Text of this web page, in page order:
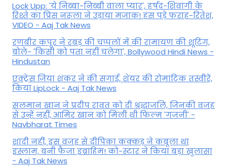
Lock Upp: 'ये निब्बा-निब्बी वाला प्यार', हर्षद-शिवांगी के
रिश्ते का प्रिंस नरूला ने उड़ाया मजाक! हंस पड़े फराह-रितेश,
VIDEO - Aaj Tak News
रणबीर कपूर ने रबड़ की चप्पलों में की रामायण की शूटिंग,
बोले- 'किसी को पता नहीं चलेगा', Bollywood Hindi News -
Hindustan
एक्ट्रेस जिया शंकर ने की सगाई, शेयर की रोमांटिक तस्वीरें,
किया LipLock - Aaj Tak News
सलमान खान ने प्रदीप रावत को दी श्रद्धांजलि, जिनकी वजह
से उन्हें नहीं, आमिर खान को मिली थी फिल्म 'गजनी' -
Navbharat Times
शादी नहीं, इस वजह से दीपिका कक्कड़ ने कबूला था
इस्लाम, बनी फैजा इब्राहिम! को-स्टार ने किया बड़ा खुलासा
- Aaj Tak News